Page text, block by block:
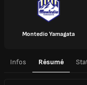
Montedio Yamagata
Infos Résumé